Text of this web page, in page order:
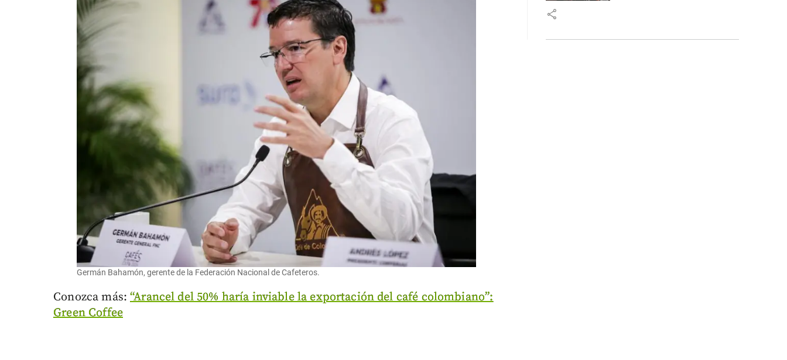
Germán Bahamón, gerente de la Federación Nacional de Cafeteros.
Conozca más:“Arancel del 50% haría inviable la exportación del café colombiano”:
Green Coffee
share